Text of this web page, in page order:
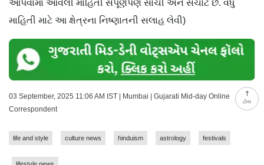
ટોચ
આપવામાં આવેલી માહિતી સંપૂર્ણપણે સાચી અને સચોટ છે. વધુ
માહિતી માટે આ ક્ષેત્રના નિષ્ણાતની સલાહ લેવી)
03 September, 2025 11:06 AM IST | Mumbai | Gujarati Mid-day Online
Correspondent
life and style culture news hinduism astrology festivals